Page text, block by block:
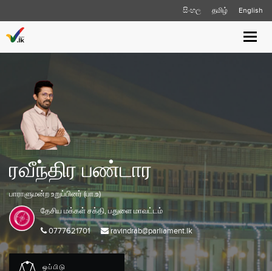
සිංහල தமிழ் English
Toggle
ரவீந்திர பண்டார
பாராளுமன்ற உறுப்பினர் (பா.உ)
தேசிய மக்கள் சக்தி,பதுளைமாவட்டம்
0777621701 ravindrab@parliament.lk
ஒப்பிடு